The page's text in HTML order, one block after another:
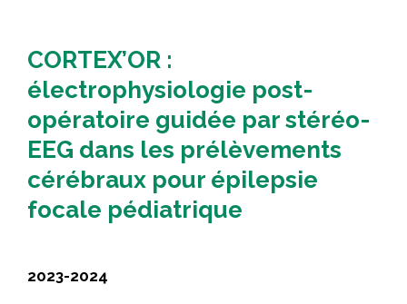
CORTEX’OR :
électrophysiologie post-
opératoire guidée par stéréo-
EEG dans les prélèvements
cérébraux pour épilepsie
focale pédiatrique
2023-2024